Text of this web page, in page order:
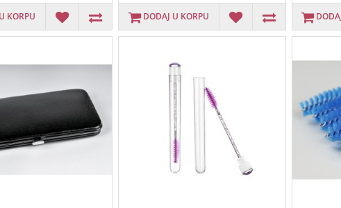
KORPU DODAJ U KORPU